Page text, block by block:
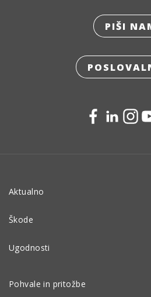
PIŠI
Aktualno
Škode
Ugodnosti
Pohvale in pritožbe